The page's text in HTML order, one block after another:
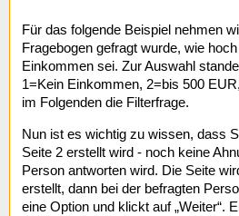
Für das folgende Beispiel nehmen
Fragebogen gefragt wurde, wie
Einkommen sei. Zur Auswahl
1=Kein Einkommen, 2=bis 500
im Folgenden die Filterfrage.
Nun ist es wichtig zu wissen, dass
Seite 2 erstellt wird - noch keine
Person antworten wird. Die Seite
erstellt, dann bei der befragten
eine Option und klickt auf „Weiter“.